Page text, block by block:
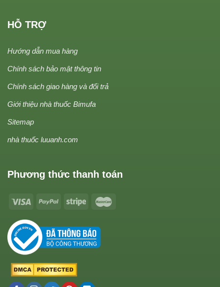
HỖ TRỢ
Hướng dẫn mua hàng
Chính sách bảo mật thông tin
Chính sách giao hàng và đổi trả
Giới thiệu nhà thuốc Bimufa
Sitemap
nhà thuốc luuanh.com
Phương thức thanh toán